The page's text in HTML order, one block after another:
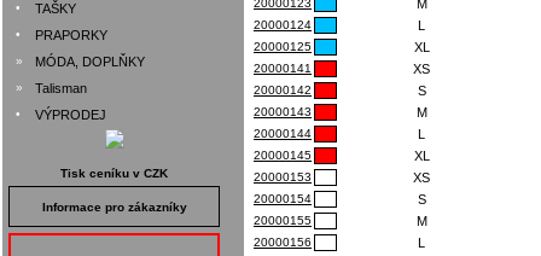
• TAŠKY
• PRAPORKY
» MÓDA, DOPLŇKY
» Talisman
• VÝPRODEJ
Tisk ceníku v CZK
Informace pro zákazníky
20000123 M
20000124 L
20000125 XL
20000141 XS
20000142 S
20000143 M
20000144 L
20000145 XL
20000153 XS
20000154 S
20000155 M
20000156 L